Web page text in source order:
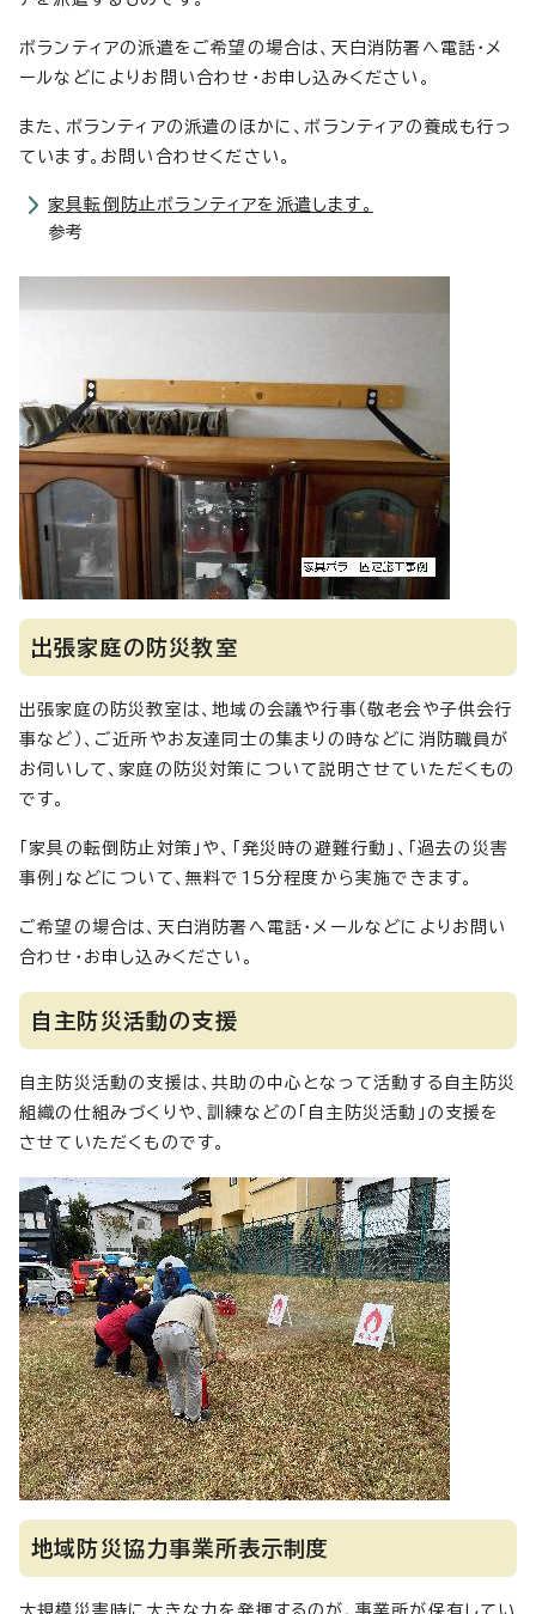
ボランティアの派遣をご希望の場合は、天白消防署へ電話・メ
ールなどによりお問い合わせ・お申し込みください。
また、ボランティアの派遣のほかに、ボランティアの養成も行っ
ています。お問い合わせください。
家具転倒防止ボランティアを派遣します。
参考
出張家庭の防災教室
出張家庭の防災教室は、地域の会議や行事（敬老会や子供会行
事など）、ご近所やお友達同士の集まりの時などに消防職員が
お伺いして、家庭の防災対策について説明させていただくもの
です。
「家具の転倒防止対策」や、「発災時の避難行動」、「過去の災害
事例」などについて、無料で15分程度から実施できます。
ご希望の場合は、天白消防署へ電話・メールなどによりお問い
合わせ・お申し込みください。
自主防災活動の支援
自主防災活動の支援は、共助の中心となって活動する自主防災
組織の仕組みづくりや、訓練などの「自主防災活動」の支援を
させていただくものです。
地域防災協力事業所表示制度
大規模災害時に大きな力を発揮するのが、事業所が保有してい